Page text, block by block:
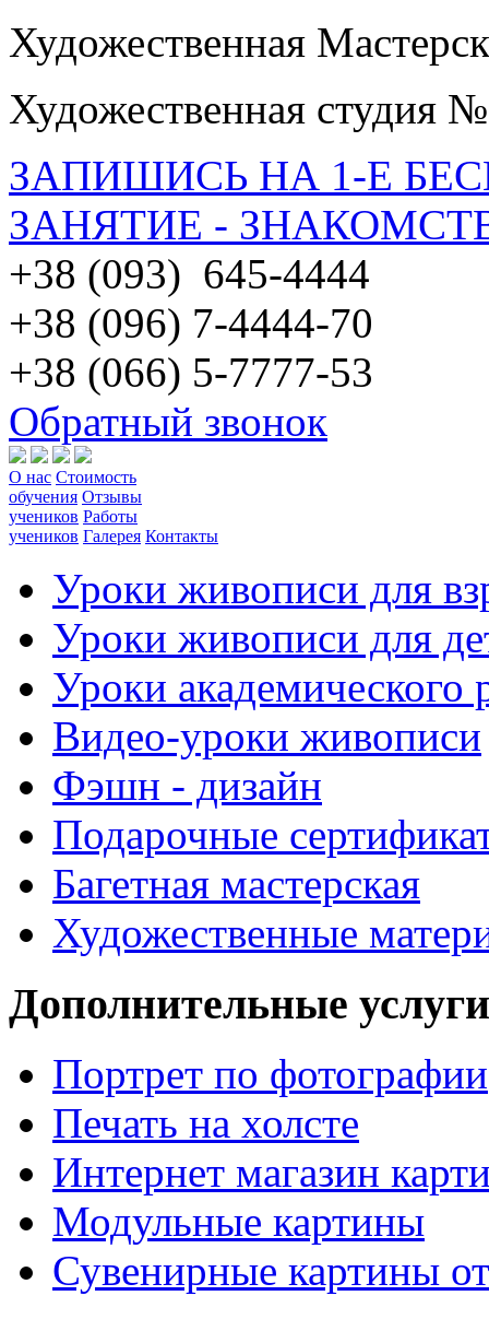
Художественная
Художественная студия
ЗАПИШИСЬ НА 1-Е
ЗАНЯТИЕ -
+38 (093) 645-4444
+38 (096) 7-4444-70
+38 (066) 5-7777-53
Обратный звонок
О нас Стоимость
обучения Отзывы
учеников Работы
учеников Галерея Контакты
Уроки живописи для
Уроки живописи для
Уроки академического
Видео-уроки живописи
Фэшн - дизайн
Подарочные
Багетная мастерская
Художественные
Дополнительные
Портрет по фотографии
Печать на холсте
Интернет магазин
Модульные картины
Сувенирные картины